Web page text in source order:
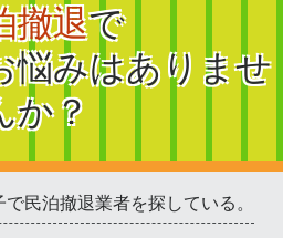
撤退で
悩みはありませ
か？
民泊撤退業者を探している。